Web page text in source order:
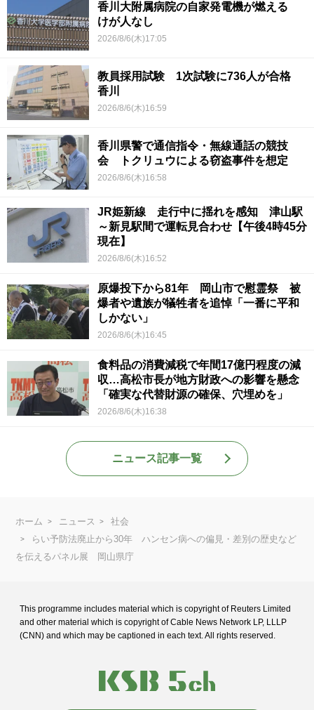
香川大附属病院の自家発電機が燃える
けが人なし
2026/8/6(木)17:05
教員採用試験 1次試験に736人が合格
香川
2026/8/6(木)16:59
香川県警で通信指令・無線通話の競技
会 トクリュウによる窃盗事件を想定
2026/8/6(木)16:58
JR姫新線 走行中に揺れを感知 津山駅
～新見駅間で運転見合わせ【午後4時45分
現在】
2026/8/6(木)16:52
原爆投下から81年 岡山市で慰霊祭 被
爆者や遺族が犠牲者を追悼「一番に平和
しかない」
2026/8/6(木)16:45
食料品の消費減税で年間17億円程度の減
収…高松市長が地方財政への影響を懸念
「確実な代替財源の確保、穴埋めを」
2026/8/6(木)16:38
ニュース記事一覧
ホーム ニュース
社会
らい予防法廃止から30年 ハンセン病への偏見・差別の歴史など
を伝えるパネル展 岡山県庁
This programme includes material which is copyright of Reuters Limited
and other material which is copyright of Cable News Network LP, LLLP
(CNN) and which may be captioned in each text. All rights reserved.